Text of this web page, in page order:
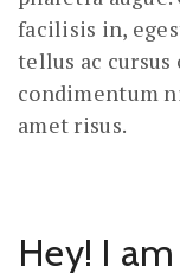
facilisis in,
tellus ac
condimentum
amet risus.
Hey! I